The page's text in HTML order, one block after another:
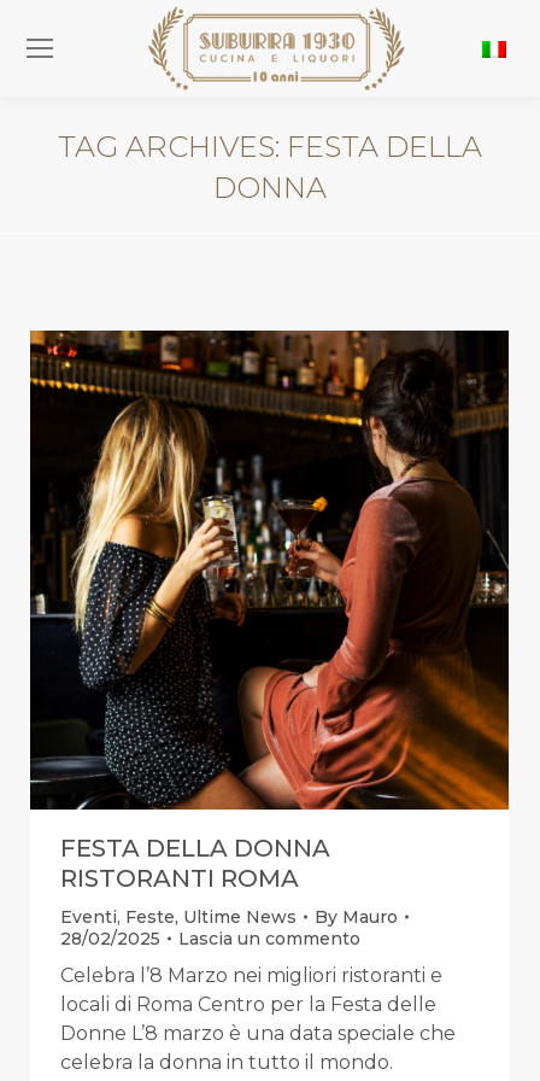
TAG ARCHIVES: FESTA DELLA
DONNA
FESTA DELLA DONNA
RISTORANTI ROMA
Eventi, Feste, Ultime News By Mauro
28/02/2025
Lascia un commento
Celebra l’8 Marzo nei migliori ristoranti e
locali di Roma Centro per la Festa delle
Donne L’8 marzo è una data speciale che
celebra la donna in tutto il mondo.